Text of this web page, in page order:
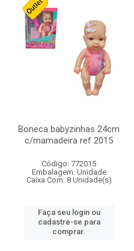
Boneca babyzinhas 24cm
c/mamadeira ref 2015
Código: 772015
Embalagem: Unidade
Caixa Com: 8 Unidade(s)
Faça seu login ou
cadastre-se para
comprar.